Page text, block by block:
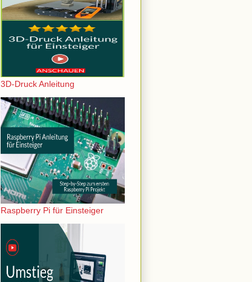
3D-Druck Anleitung
Raspberry Pi für Einsteiger